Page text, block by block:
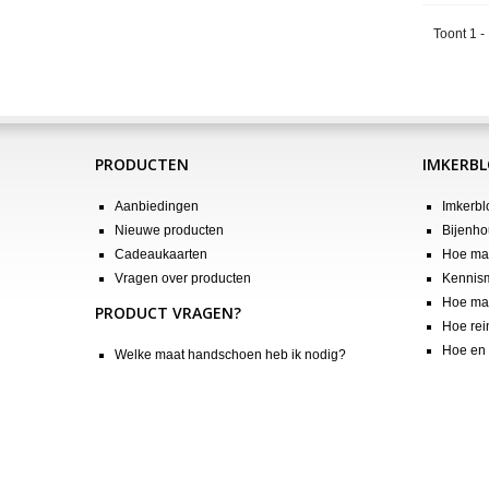
Toont 1
PRODUCTEN
Aanbiedingen
Nieuwe producten
Cadeaukaarten
Vragen over producten
PRODUCT VRAGEN?
Welke maat handschoen heb ik nodig?
Hoe
Hoe
Hoe
Hoe